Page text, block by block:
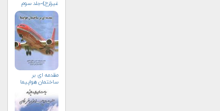
غیرلزج)-جلد سوم
مقدمه ای بر
ساختمان هواپیما